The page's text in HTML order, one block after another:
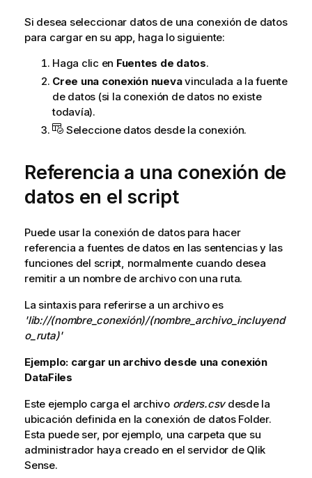
Si desea seleccionar datos de una conexión de datos
para cargar en su app, haga lo siguiente:
Haga clic en Fuentes de datos.
Cree una conexión nuevavinculada a la fuente
de datos (si la conexión de datos no existe
todavía).
Seleccione datos desde la conexión.
Referencia a una conexión de
datos en el script
Puede usar la conexión de datos para hacer
referencia a fuentes de datos en las sentencias y las
funciones del script, normalmente cuando desea
remitir a un nombre de archivo con una ruta.
La sintaxis para referirse a un archivo es
'lib://(nombre_conexión)/(nombre_archivo_incluyend
o_ruta)'
Ejemplo: cargar un archivo desde una conexión
DataFiles
Este ejemplo carga el archivo orders.csvdesde la
ubicación definida en la conexión de datos Folder.
Esta puede ser, por ejemplo, una carpeta que su
administrador haya creado en el servidor de Qlik
Sense.